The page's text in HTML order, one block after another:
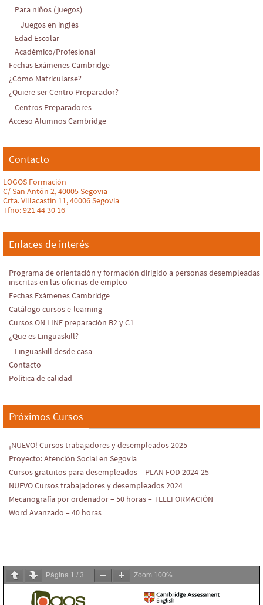
Para niños (juegos)
Juegos en inglés
Edad Escolar
Académico/Profesional
Fechas Exámenes Cambridge
¿Cómo Matricularse?
¿Quiere ser Centro Preparador?
Centros Preparadores
Acceso Alumnos Cambridge
Contacto
LOGOS Formación
C/ San Antón 2, 40005 Segovia
Crta. Villacastín 11, 40006 Segovia
Tfno: 921 44 30 16
Enlaces de interés
Programa de orientación y formación dirigido a personas desempleadas
inscritas en las oficinas de empleo
Fechas Exámenes Cambridge
Catálogo cursos e-learning
Cursos ON LINE preparación B2 y C1
¿Que es Linguaskill?
Linguaskill desde casa
Contacto
Política de calidad
Próximos Cursos
¡NUEVO! Cursos trabajadores y desempleados 2025
Proyecto: Atención Social en Segovia
Cursos gratuitos para desempleados – PLAN FOD 2024-25
NUEVO Cursos trabajadores y desempleados 2024
Mecanografía por ordenador – 50 horas – TELEFORMACIÓN
Word Avanzado – 40 horas
Página 1 / 3 Zoom 100%